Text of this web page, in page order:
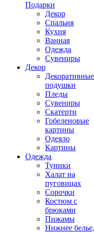
Подарки
Декор
Спальня
Кухня
Ванная
Одежда
Сувениры
Декор
Декоративные
подушки
Пледы
Сувениры
Скатерти
Гобеленовые
картины
Одеяло
Картины
Одежда
Туники
Халат на
пуговицах
Сорочки
Костюм с
брюками
Пижамы
Нижнее белье,